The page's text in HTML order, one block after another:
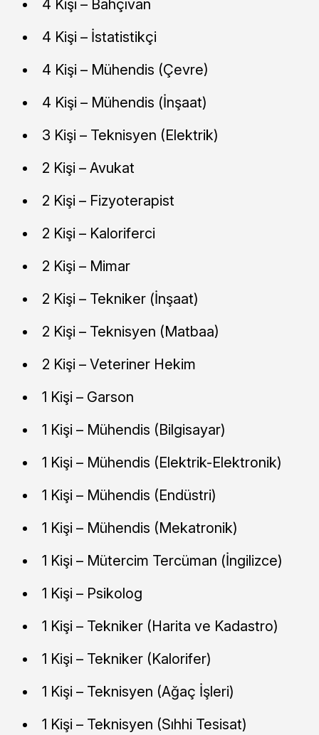
4 Kişi – Bahçıvan
4 Kişi – İstatistikçi
4 Kişi – Mühendis (Çevre)
4 Kişi – Mühendis (İnşaat)
3 Kişi – Teknisyen (Elektrik)
2 Kişi – Avukat
2 Kişi – Fizyoterapist
2 Kişi – Kaloriferci
2 Kişi – Mimar
2 Kişi – Tekniker (İnşaat)
2 Kişi – Teknisyen (Matbaa)
2 Kişi – Veteriner Hekim
1 Kişi – Garson
1 Kişi – Mühendis (Bilgisayar)
1 Kişi – Mühendis (Elektrik-Elektronik)
1 Kişi – Mühendis (Endüstri)
1 Kişi – Mühendis (Mekatronik)
1 Kişi – Mütercim Tercüman (İngilizce)
1 Kişi – Psikolog
1 Kişi – Tekniker (Harita ve Kadastro)
1 Kişi – Tekniker (Kalorifer)
1 Kişi – Teknisyen (Ağaç İşleri)
1 Kişi – Teknisyen (Sıhhi Tesisat)